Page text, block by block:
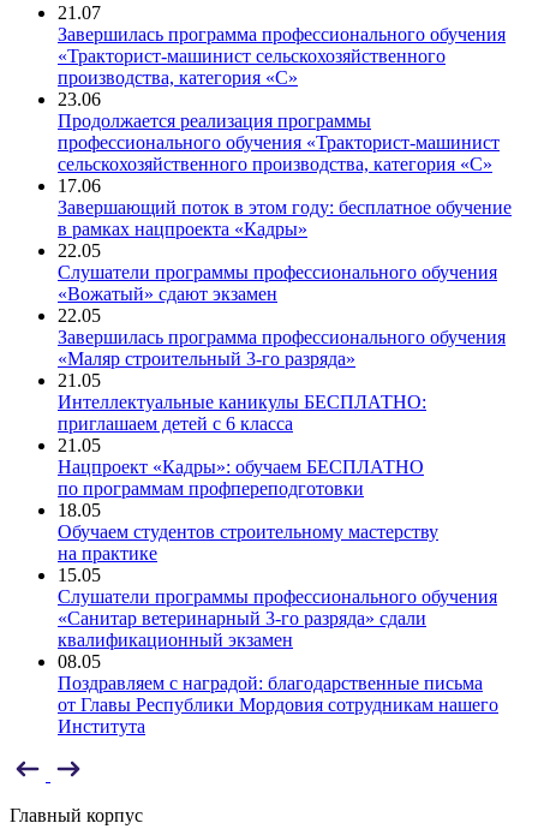
21.07
Завершилась программа профессионального обучения
«Тракторист-машинист сельскохозяйственного
производства, категория «С»
23.06
Продолжается реализация программы
профессионального обучения «Тракторист-машинист
сельскохозяйственного производства, категория «С»
17.06
Завершающий поток в этом году: бесплатное обучение
в рамках нацпроекта «Кадры»
22.05
Слушатели программы профессионального обучения
«Вожатый» сдают экзамен
22.05
Завершилась программа профессионального обучения
«Маляр строительный 3-го разряда»
21.05
Интеллектуальные каникулы БЕСПЛАТНО:
приглашаем детей с 6 класса
21.05
Нацпроект «Кадры»: обучаем БЕСПЛАТНО
по программам профпереподготовки
18.05
Обучаем студентов строительному мастерству
на практике
15.05
Слушатели программы профессионального обучения
«Санитар ветеринарный 3-го разряда» сдали
квалификационный экзамен
08.05
Поздравляем с наградой: благодарственные письма
от Главы Республики Мордовия сотрудникам нашего
Института
Главный корпус